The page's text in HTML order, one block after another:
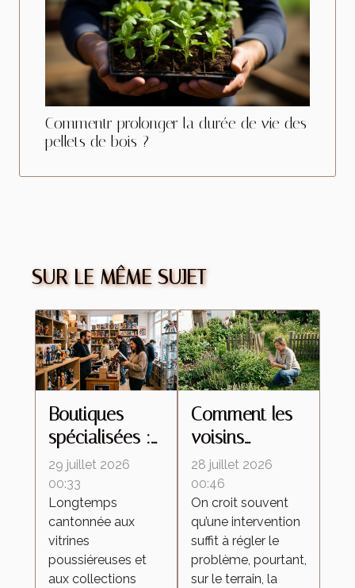
Commentr prolonger la durée de vie des
pellets de bois ?
SUR LE MÊME SUJET
Boutiques
spécialisées :
ces lieux
d’échanges
qui
transforment la
culture de la
figurine
29 juillet 2026
00:33
Longtemps
cantonnée aux
vitrines
poussiéreuses et
aux collections
Comment les
voisins
influencent le
retour des
insectes
malgré une
intervention
locale
28 juillet 2026
00:46
On croit souvent
qu’une intervention
suffit à régler le
problème, pourtant,
sur le terrain, la